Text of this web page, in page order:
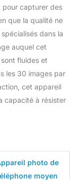
est
[Support
pour
au
du sujet,
une
et
pour capturer des
que la qualité ne
dans la
auquel cet
fluides et
les 30 images par
cet appareil
capacité à résister
photo de
moyen